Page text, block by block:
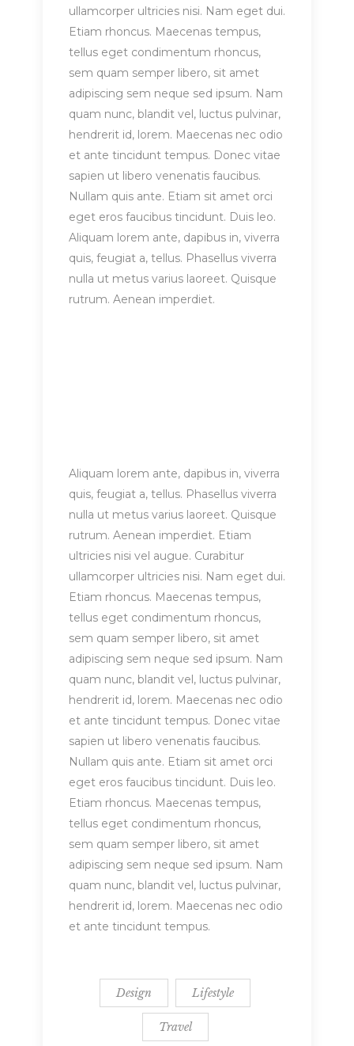
ullamcorper ultricies nisi. Nam eget dui.
Etiam rhoncus. Maecenas tempus,
tellus eget condimentum rhoncus,
sem quam semper libero, sit amet
adipiscing sem neque sed ipsum. Nam
quam nunc, blandit vel, luctus pulvinar,
hendrerit id, lorem. Maecenas nec odio
et ante tincidunt tempus. Donec vitae
sapien ut libero venenatis faucibus.
Nullam quis ante. Etiam sit amet orci
eget eros faucibus tincidunt. Duis leo.
Aliquam lorem ante, dapibus in, viverra
quis, feugiat a, tellus. Phasellus viverra
nulla ut metus varius laoreet. Quisque
rutrum. Aenean imperdiet.
Aliquam lorem ante, dapibus in, viverra
quis, feugiat a, tellus. Phasellus viverra
nulla ut metus varius laoreet. Quisque
rutrum. Aenean imperdiet. Etiam
ultricies nisi vel augue. Curabitur
ullamcorper ultricies nisi. Nam eget dui.
Etiam rhoncus. Maecenas tempus,
tellus eget condimentum rhoncus,
sem quam semper libero, sit amet
adipiscing sem neque sed ipsum. Nam
quam nunc, blandit vel, luctus pulvinar,
hendrerit id, lorem. Maecenas nec odio
et ante tincidunt tempus. Donec vitae
sapien ut libero venenatis faucibus.
Nullam quis ante. Etiam sit amet orci
eget eros faucibus tincidunt. Duis leo.
Etiam rhoncus. Maecenas tempus,
tellus eget condimentum rhoncus,
sem quam semper libero, sit amet
adipiscing sem neque sed ipsum. Nam
quam nunc, blandit vel, luctus pulvinar,
hendrerit id, lorem. Maecenas nec odio
et ante tincidunt tempus.
Design Lifestyle
Travel